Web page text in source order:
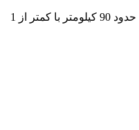
حدود 90 کیلومتر با کمتر از 1